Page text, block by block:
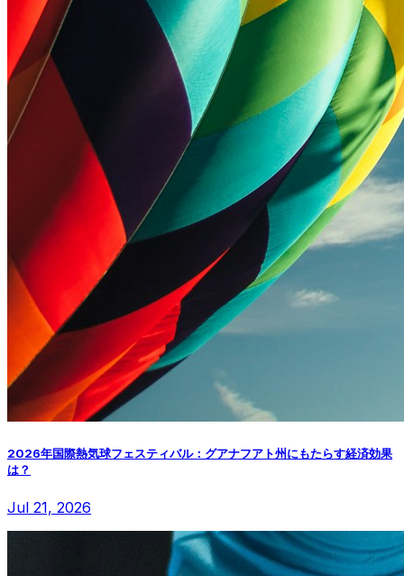
2026年国際熱気球フェスティバル：グアナフアト州にもたらす経済効果
は？
Jul 21, 2026